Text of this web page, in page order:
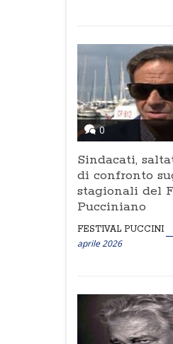
0
Sindacati,
di confronto
stagionali del
Pucciniano
FESTIVAL PUCCINI
aprile 2026